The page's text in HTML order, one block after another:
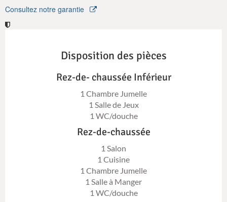
Consultez notre garantie
Disposition des pièces
Rez-de- chaussée Inférieur
1 Chambre Jumelle
1 Salle de Jeux
1 WC/douche
Rez-de-chaussée
1 Salon
1 Cuisine
1 Chambre Jumelle
1 Salle à Manger
1 WC/douche